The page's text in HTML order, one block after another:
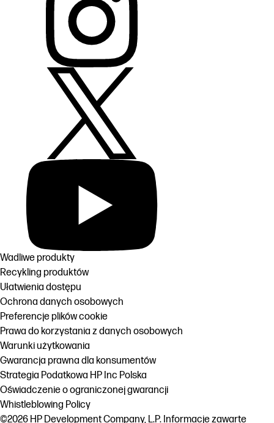
Wadliwe produkty
Recykling produktów
Ułatwienia dostępu
Ochrona danych osobowych
Preferencje plików cookie
Prawa do korzystania z danych osobowych
Warunki użytkowania
Gwarancja prawna dla konsumentów
Strategia Podatkowa HP Inc Polska
Oświadczenie o ograniczonej gwarancji
Whistleblowing Policy
©2026 HP Development Company, L.P. Informacje zawarte